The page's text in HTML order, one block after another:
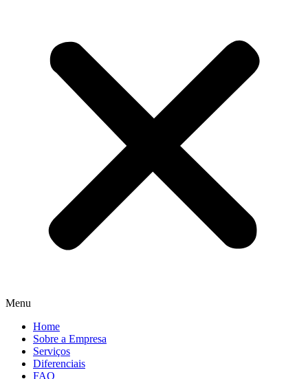
Menu
Home
Sobre a Empresa
Serviços
Diferenciais
FAQ